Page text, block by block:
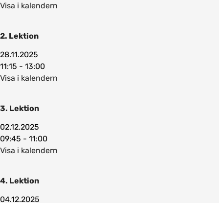
Visa i kalendern
2. Lektion
28.11.2025
11:15 - 13:00
Visa i kalendern
3. Lektion
02.12.2025
09:45 - 11:00
Visa i kalendern
4. Lektion
04.12.2025